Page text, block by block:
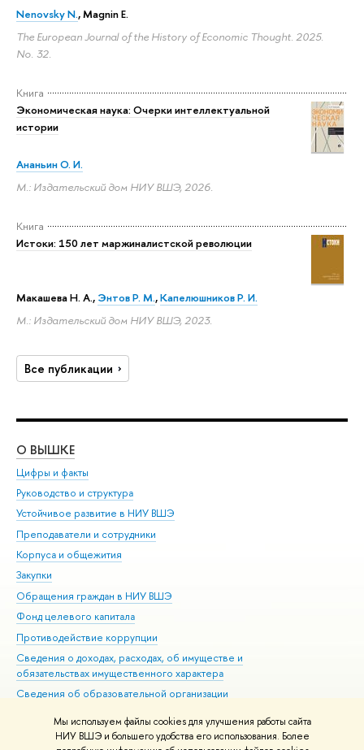
Мы используем файлы cookies для улучшения работы сайта
НИУ ВШЭ и большего удобства его использования. Более
Nenovsky N., Magnin E.
The European Journal of the History of Economic Thought. 2025.
No. 32.
Книга
Экономическая наука: Очерки интеллектуальной
истории
Ананьин О. И.
М.: Издательский дом НИУ ВШЭ, 2026.
Книга
Истоки: 150 лет маржиналистской революции
Макашева Н. А., Энтов Р. М.,Капелюшников Р. И.
М.: Издательский дом НИУ ВШЭ, 2023.
Все публикации
О ВЫШКЕ
Цифры и факты
Руководство и структура
Устойчивое развитие в НИУ ВШЭ
Преподаватели и сотрудники
Корпуса и общежития
Закупки
Обращения граждан в НИУ ВШЭ
Фонд целевого капитала
Противодействие коррупции
Сведения о доходах, расходах, об имуществе и
обязательствах имущественного характера
Сведения об образовательной организации
Людям с ограниченными возможностями здоровья
Единая платежная страница